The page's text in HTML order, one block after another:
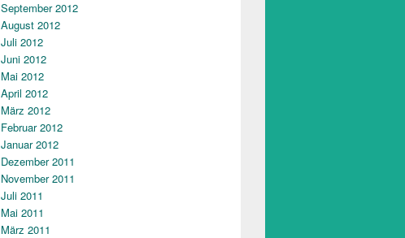
September 2012
August 2012
Juli 2012
Juni 2012
Mai 2012
April 2012
März 2012
Februar 2012
Januar 2012
Dezember 2011
November 2011
Juli 2011
Mai 2011
März 2011